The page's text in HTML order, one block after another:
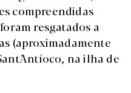
compreendidas
resgatados a
(aproximadamente
na ilha de